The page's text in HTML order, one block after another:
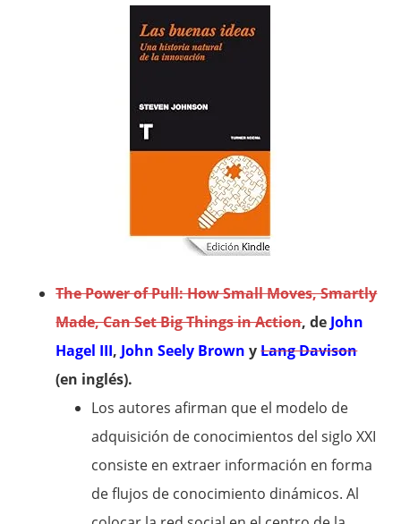
The Power of Pull: How Small Moves, Smartly
Made, Can Set Big Things in Action, de John
Hagel III, John Seely Brown yLang Davison
(en inglés).
Los autores afirman que el modelo de
adquisición de conocimientos del siglo XXI
consiste en extraer información en forma
de flujos de conocimiento dinámicos. Al